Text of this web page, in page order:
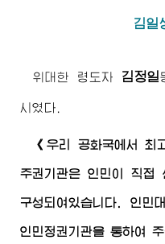
김일
위대한
령도자 김정일
시였다.
《우리 공화국에서최
주권기관은 인민이 직접
구성되여있습니다. 인민
인민정권기관을 통하여